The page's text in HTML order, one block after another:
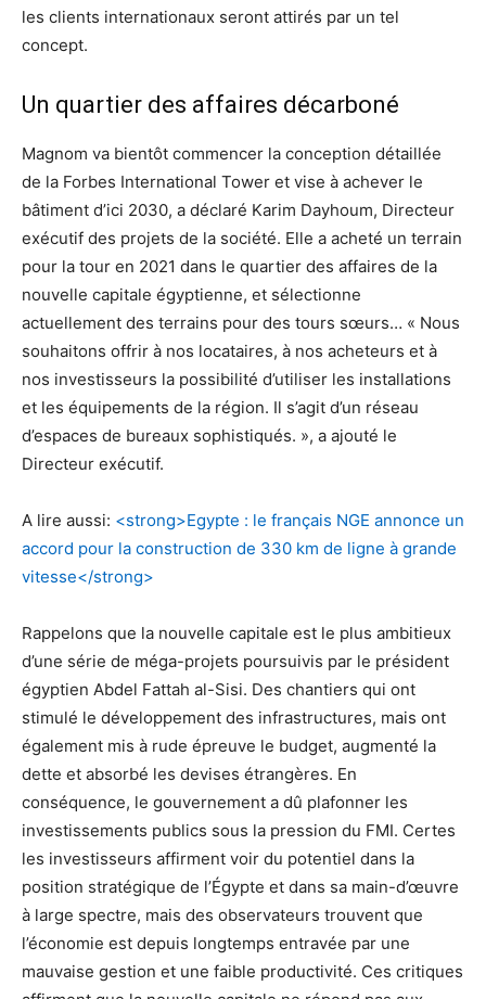
les clients internationaux seront attirés par un tel
concept.
Un quartier des affaires décarboné
Magnom va bientôt commencer la conception détaillée
de la Forbes International Tower et vise à achever le
bâtiment d’ici 2030, a déclaré Karim Dayhoum, Directeur
exécutif des projets de la société. Elle a acheté un terrain
pour la tour en 2021 dans le quartier des affaires de la
nouvelle capitale égyptienne, et sélectionne
actuellement des terrains pour des tours sœurs… « Nous
souhaitons offrir à nos locataires, à nos acheteurs et à
nos investisseurs la possibilité d’utiliser les installations
et les équipements de la région. Il s’agit d’un réseau
d’espaces de bureaux sophistiqués. », a ajouté le
Directeur exécutif.
A lire aussi: <strong>Egypte : le français NGE annonce un
accord pour la construction de 330 km de ligne à grande
vitesse</strong>
Rappelons que la nouvelle capitale est le plus ambitieux
d’une série de méga-projets poursuivis par le président
égyptien Abdel Fattah al-Sisi. Des chantiers qui ont
stimulé le développement des infrastructures, mais ont
également mis à rude épreuve le budget, augmenté la
dette et absorbé les devises étrangères. En
conséquence, le gouvernement a dû plafonner les
investissements publics sous la pression du FMI. Certes
les investisseurs affirment voir du potentiel dans la
position stratégique de l’Égypte et dans sa main-d’œuvre
à large spectre, mais des observateurs trouvent que
l’économie est depuis longtemps entravée par une
mauvaise gestion et une faible productivité. Ces critiques